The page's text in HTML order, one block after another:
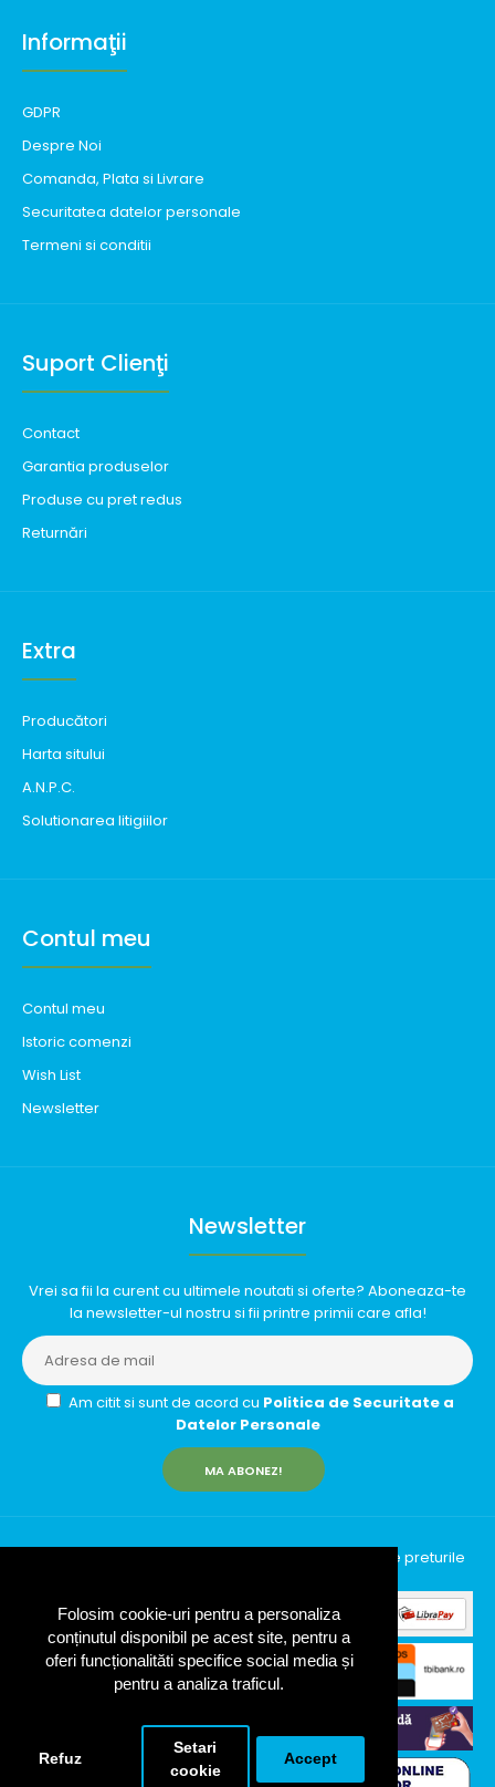
Folosim cookie-uri pentru a personaliza
conținutul disponibil pe acest site, pentru a
oferi funcționalităti specifice social media și
pentru a analiza traficul.
Refuz
Setari
cookie
Accept
Informaţii
GDPR
Despre Noi
Comanda, Plata si Livrare
Securitatea datelor personale
Termeni si conditii
Suport Clienţi
Contact
Garantia produselor
Produse cu pret redus
Returnări
Extra
Producători
Harta sitului
A.N.P.C.
Solutionarea litigiilor
Contul meu
Contul meu
Istoric comenzi
Wish List
Newsletter
Newsletter
Vrei sa fii la curent cu ultimele noutati si oferte? Aboneaza-te
la newsletter-ul nostru si fii printre primii care afla!
Am citit si sunt de acord cu Politica de Securitate a
Datelor Personale
MA ABONEZ!
InfinityRun © 2026 Toate drepturile rezervate | Toate preturile